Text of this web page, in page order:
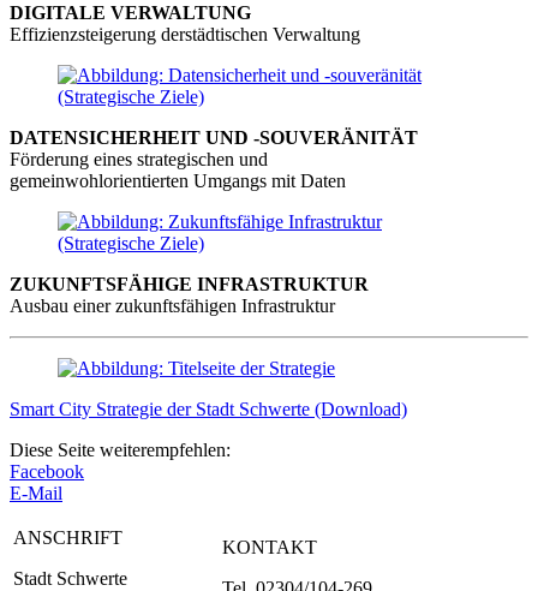
DIGITALE VERWALTUNG
Effizienzsteigerung derstädtischen Verwaltung
DATENSICHERHEIT UND -SOUVERÄNITÄT
Förderung eines strategischen und
gemeinwohlorientierten Umgangs mit Daten
ZUKUNFTSFÄHIGE INFRASTRUKTUR
Ausbau einer zukunftsfähigen Infrastruktur
Smart City Strategie der Stadt Schwerte (Download)
Diese Seite weiterempfehlen:
Facebook
E-Mail
ANSCHRIFT
Stadt Schwerte
KONTAKT